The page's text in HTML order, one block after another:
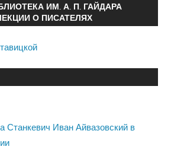
ИМ. А. П. ГАЙДАРА
О ПИСАТЕЛЯХ
Станкевич Иван Айвазовский в